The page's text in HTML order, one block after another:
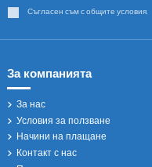
Съгласен съм с общите условия.
За компанията
За нас
Условия за ползване
Начини на плащане
Контакт с нас